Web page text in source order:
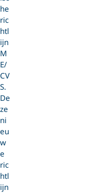
he
ric
htl
ijn
M
E/
CV
S.
De
ze
ni
eu
w
e
ric
htl
ijn